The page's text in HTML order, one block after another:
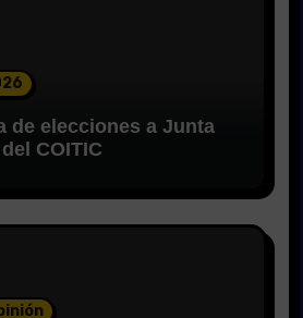
de elecciones a Junta
COITIC